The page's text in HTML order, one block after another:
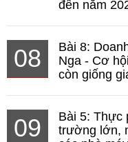
đến năm
08
Bài 8:
Nga - Cơ
còn giống
09
Bài 5: Thực
trường lớn,